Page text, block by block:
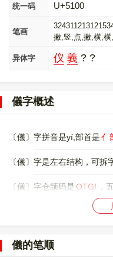
统一码 U+5100
笔画
撇,竖,点,撇,横,
异体字 仪 義 ? ?
儀字概述
〔儀〕字拼音是yí,部首是亻
〔儀〕字是左右结构，可拆
〔儀〕字仓颉码是OTGI ，
00005100，UTF-8：
儀的笔顺